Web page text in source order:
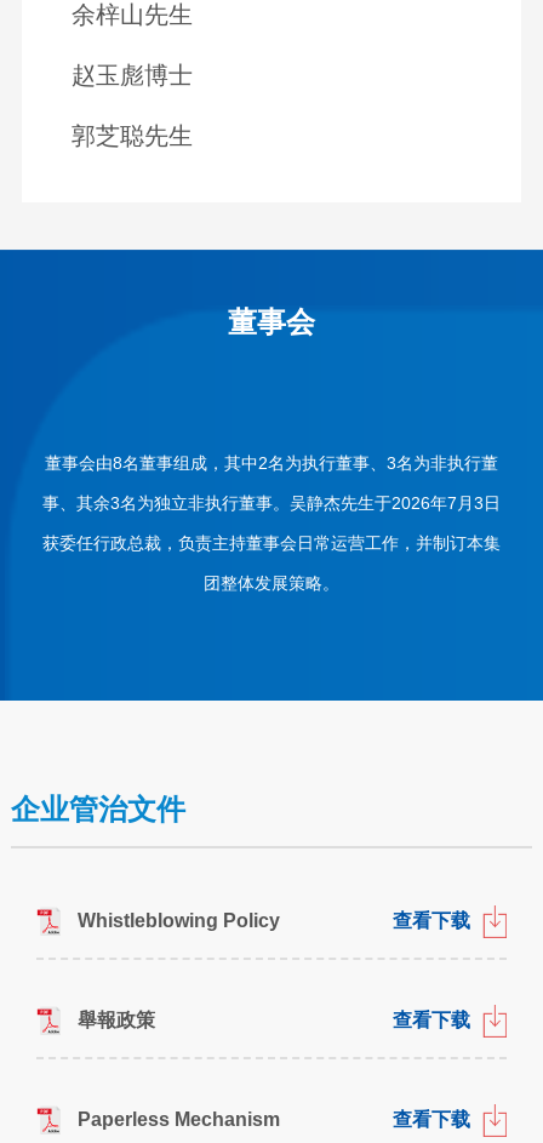
余梓山先生
赵玉彪博士
郭芝聪先生
董事会
董事会由8名董事组成，其中2名为执行董事、3名为非执行董
事、其余3名为独立非执行董事。吴静杰先生于2026年7月3日
获委任行政总裁，负责主持董事会日常运营工作，并制订本集
团整体发展策略。
企业管治文件
Whistleblowing Policy 查看下载
舉報政策 查看下载
Paperless Mechanism 查看下载